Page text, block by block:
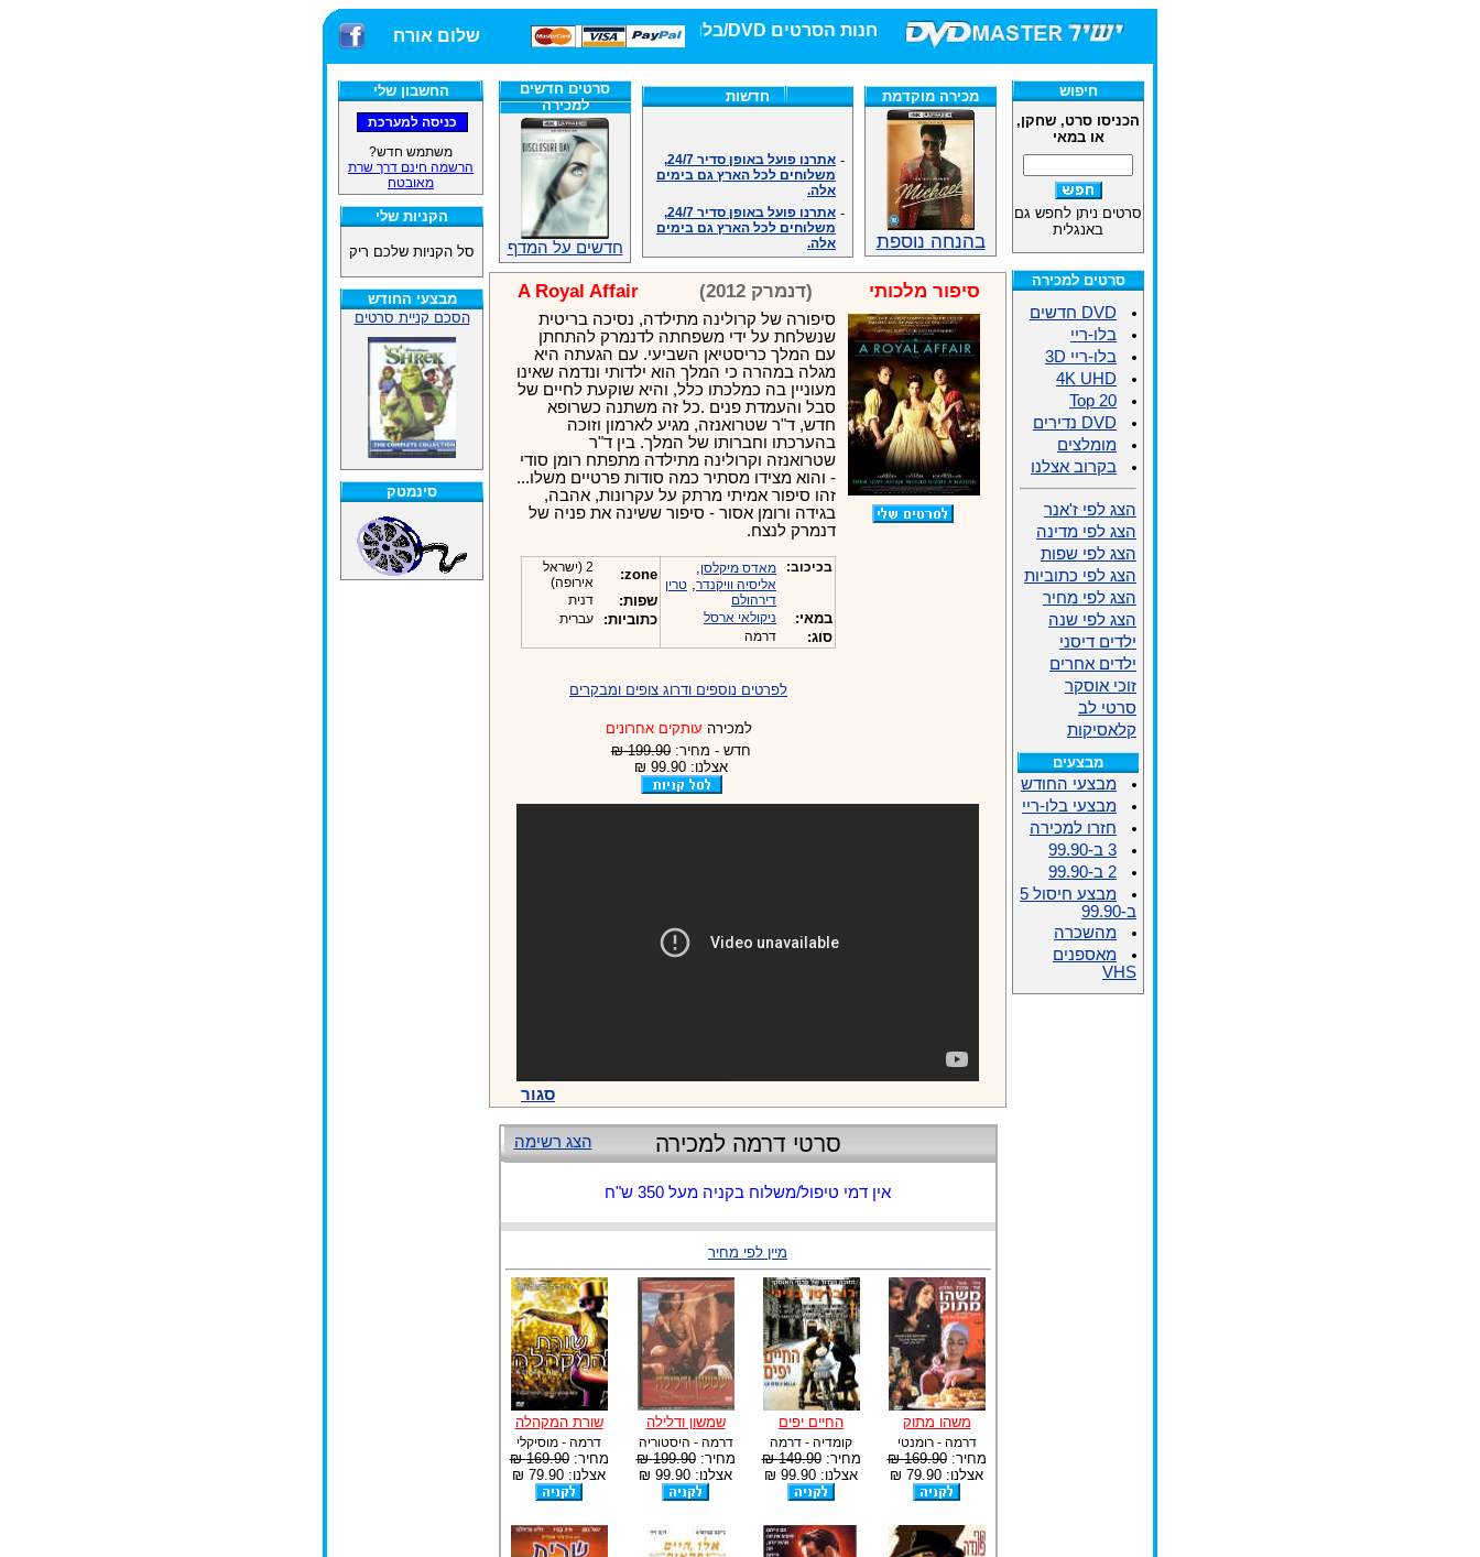
חנות הסרטים DVD/בלו-ריי/3D הגדולה ביותר! שלום אורח
החשבון שלי
משתמש חדש?
הרשמה חינם דרך שרת
מאובטח
הקניות שלי
סל הקניות שלכם ריק
מבצעי החודש
הסכם קניית סרטים
סינמטק
מכירה מוקדמת
בהנחה נוספת
חדשות
משלוחים לכל הארץ גם בימים
אלה.
משלוחים לכל הארץ גם בימים
אלה.
אנחנו כאן לכול שאלה וזמינים
מענה טלפוני: 09-7652392
צוות דיוידי מאסטר ישיר.
זמינים במייל ובטלפון. האתר
לרשותכם פעיל 24/7
צוות דיוידי מאסטר ישיר.
אנחנו כאן לכול שאלה וזמינים
במענה הטלפוני שלנו.ובמייל
.האתר לרשותכם 24/7
מענה טלפוני: 09-7652392
צוות דיוידי מאסטר ישיר.
סרטים חדשים
למכירה
חדשים על המדף
סיפור מלכותי (דנמרק 2012) A Royal Affair
סיפורה של קרולינה מתילדה, נסיכה בריטית
שנשלחת על ידי משפחתה לדנמרק להתחתן
עם המלך כריסטיאן השביעי. עם הגעתה היא
מגלה במהרה כי המלך הוא ילדותי ונדמה שאינו
מעוניין בה כמלכתו כלל, והיא שוקעת לחיים של
סבל והעמדת פנים .כל זה משתנה כשרופא
חדש, ד"ר שטרואנזה, מגיע לארמון וזוכה
בהערכתו וחברותו של המלך. בין ד"ר
שטרואנזה וקרולינה מתילדה מתפתח רומן סודי
- והוא מצידו מסתיר כמה סודות פרטיים משלו...
זהו סיפור אמיתי מרתק על עקרונות, אהבה,
בגידה ורומן אסור - סיפור ששינה את פניה של
דנמרק לנצח.
בכיכוב: מאדס מיקלסן,
אליסיה וויקנדר, טרין
דירהולם
במאי: ניקולאי ארסל
סוג: דרמה
zone:
2 (ישראל
אירופה)
שפות: דנית
כתוביות: עברית
לפרטים נוספים ודרוג צופים ומבקרים
למכירה עותקים אחרונים
חדש - מחיר: 199.90 ₪
אצלנו: 99.90 ₪
סגור
הצג רשימה סרטי דרמה למכירה
אין דמי טיפול/משלוח בקניה מעל 350 ש"ח
מיין לפי מחיר
משהו מתוק
דרמה - רומנטי
מחיר:169.90 ₪
אצלנו: 79.90 ₪
החיים יפים
קומדיה - דרמה
מחיר:149.90 ₪
אצלנו: 99.90 ₪
שמשון ודלילה
דרמה - היסטוריה
מחיר:199.90 ₪
אצלנו: 99.90 ₪
שורת המקהלה
דרמה - מוסיקלי
מחיר:169.90 ₪
אצלנו: 79.90 ₪
חיפוש
הכניסו סרט, שחקן,
או במאי
סרטים ניתן לחפש גם
באנגלית
סרטים למכירה
DVD חדשים
בלו-ריי
בלו-ריי 3D
4K UHD
Top 20
DVD נדירים
מומלצים
בקרוב אצלנו
הצג לפי ז'אנר
הצג לפי מדינה
הצג לפי שפות
הצג לפי כתוביות
הצג לפי מחיר
הצג לפי שנה
ילדים דיסני
ילדים אחרים
זוכי אוסקר
סרטי לב
קלאסיקות
מבצעים
מבצעי החודש
מבצעי בלו-ריי
חזרו למכירה
3 ב-99.90
2 ב-99.90
מבצע חיסול 5
ב-99.90
מהשכרה
מאספנים
VHS